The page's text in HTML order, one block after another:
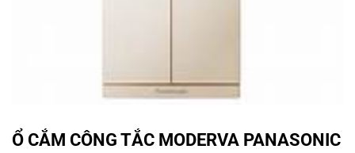
Ổ CẮM CÔNG TẮC MODERVA PANASONIC